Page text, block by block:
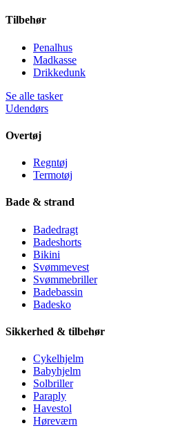
Tilbehør
Penalhus
Madkasse
Drikkedunk
Se alle tasker
Udendørs
Overtøj
Regntøj
Termotøj
Bade & strand
Badedragt
Badeshorts
Bikini
Svømmevest
Svømmebriller
Badebassin
Badesko
Sikkerhed & tilbehør
Cykelhjelm
Babyhjelm
Solbriller
Paraply
Havestol
Høreværn